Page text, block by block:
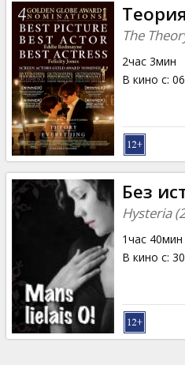
The
2час 3мин
В кино с:
Без
Hysteria
1час 40мин
В кино с: